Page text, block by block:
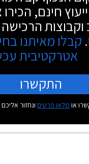
חינם,
קבלו מאיתנו
אטרקטיבית
התקשרו
או מלאו פרטים ונחזור